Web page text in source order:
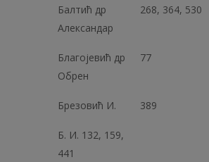
Балтић др
Александар
268, 364, 530
Благојевић др
Обрен
77
Брезовић И. 389
Б. И. 132, 159,
441